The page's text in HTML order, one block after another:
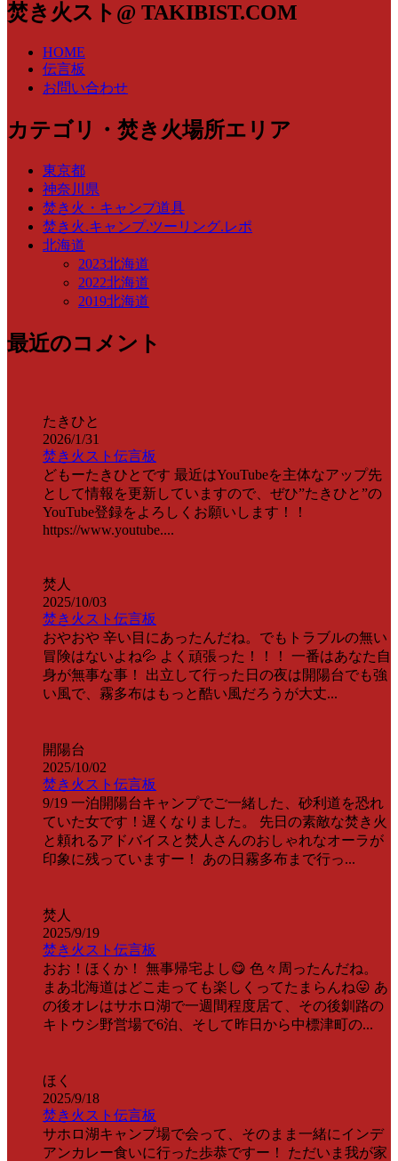
焚き火スト@ TAKIBIST.COM
HOME
伝言板
お問い合わせ
カテゴリ・焚き火場所エリア
東京都
神奈川県
焚き火・キャンプ道具
焚き火.キャンプ.ツーリング.レポ
北海道
2023北海道
2022北海道
2019北海道
最近のコメント
たきひと
2026/1/31
焚き火スト伝言板
どもーたきひとです 最近はYouTubeを主体なアップ先
として情報を更新していますので、ぜひ”たきひと”の
YouTube登録をよろしくお願いします！！
https://www.youtube....
焚人
2025/10/03
焚き火スト伝言板
おやおや 辛い目にあったんだね。でもトラブルの無い
冒険はないよね💦 よく頑張った！！！ 一番はあなた自
身が無事な事！ 出立して行った日の夜は開陽台でも強
い風で、霧多布はもっと酷い風だろうが大丈...
開陽台
2025/10/02
焚き火スト伝言板
9/19 一泊開陽台キャンプでご一緒した、砂利道を恐れ
ていた女です！遅くなりました。 先日の素敵な焚き火
と頼れるアドバイスと焚人さんのおしゃれなオーラが
印象に残っていますー！ あの日霧多布まで行っ...
焚人
2025/9/19
焚き火スト伝言板
おお！ほくか！ 無事帰宅よし😋 色々周ったんだね。
まあ北海道はどこ走っても楽しくってたまらんね😛 あ
の後オレはサホロ湖で一週間程度居て、その後釧路の
キトウシ野営場で6泊、そして昨日から中標津町の...
ほく
2025/9/18
焚き火スト伝言板
サホロ湖キャンプ場で会って、そのまま一緒にインデ
アンカレー食いに行った歩恭ですー！ ただいま我が家